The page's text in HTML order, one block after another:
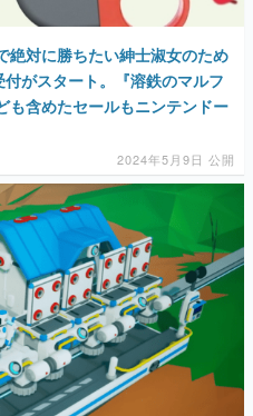
本語
、コンピューター文化史研究家・タ
。
絶対に勝ちたい紳士淑女のため
がスタート。『溶鉄のマルフ
も含めたセールもニンテンドー
2024年5月9日 公開